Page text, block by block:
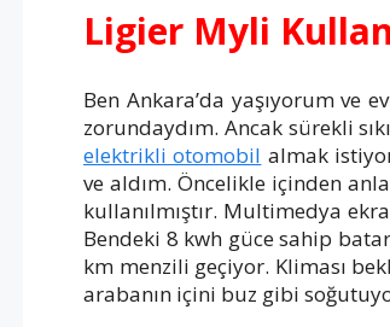
Ligier Myli
Ben Ankara’da yaşıyorum ve
zorundaydım. Ancak sürekli
elektrikli otomobil almak
ve aldım. Öncelikle içinden
kullanılmıştır. Multimedya
Bendeki 8 kwh güce sahip
km menzili geçiyor. Kliması
arabanın içini buz gibi